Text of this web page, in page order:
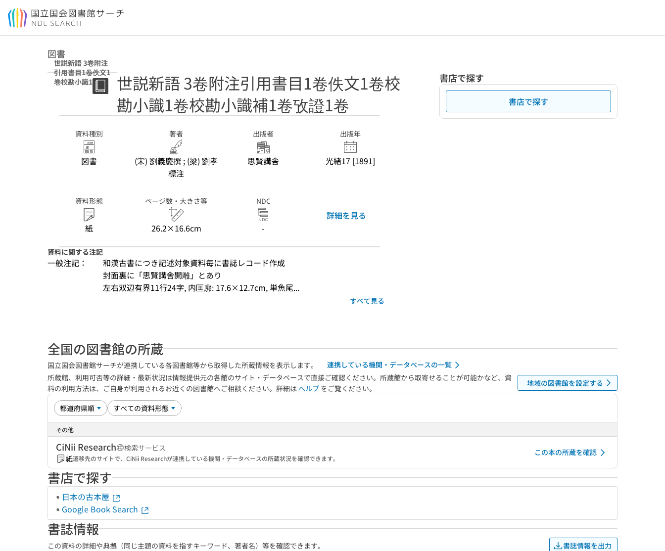
本文へ移動
図書
世説新語 3卷附注
引用書目1卷佚文1
卷校勘小識1卷校
勘小識補1卷攷證1
世説新語 3卷附注引用書目1卷佚文1卷校
勘小識1卷校勘小識補1卷攷證1卷
資料種別
図書
著者
(宋) 劉義慶撰 ; (梁) 劉孝
標注
出版者
思賢講舎
出版年
光緒17 [1891]
資料形態
紙
ページ数・大きさ等
26.2×16.6cm
NDC
-
詳細を見る
資料に関する注記
一般注記：
和漢古書につき記述対象資料毎に書誌レコード作成
封面裏に「思賢講舎開雕」とあり
左右双辺有界11行24字, 内匡廓: 17.6×12.7cm, 単魚尾...
すべて見る
書店で探す
書店で探す
全国の図書館の所蔵
国立国会図書館サーチが連携している各図書館等から取得した所蔵情報を表示します。
連携している機関・データベースの一覧
所蔵館、利用可否等の詳細・最新状況は情報提供元の各館のサイト・データベースで直接ご確認ください。所蔵館から取寄せることが可能かなど、資
料の利用方法は、ご自身が利用されるお近くの図書館へご相談ください。詳細は ヘルプ をご覧ください。
地域の図書館を設定する
その他
CiNii Research
検索サービス
紙遷移先のサイトで、CiNii Researchが連携している機関・データベースの所蔵状況を確認できます。
この本の所蔵を確認
書店で探す
日本の古本屋
Google Book Search
書誌情報
この資料の詳細や典拠（同じ主題の資料を指すキーワード、著者名）等を確認できます。 書誌情報を出力